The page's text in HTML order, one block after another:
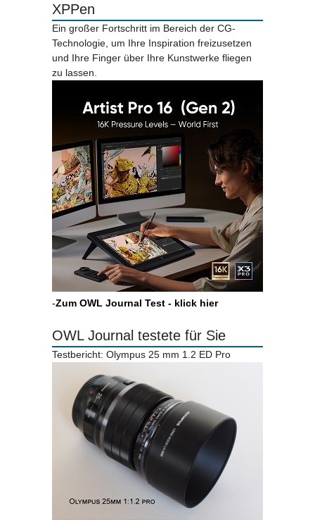
XPPen
Ein großer Fortschritt im Bereich der CG-
Technologie, um Ihre Inspiration freizusetzen
und Ihre Finger über Ihre Kunstwerke fliegen
zu lassen.
-Zum OWL Journal Test - klick hier
OWL Journal testete für Sie
Testbericht: Olympus 25 mm 1.2 ED Pro